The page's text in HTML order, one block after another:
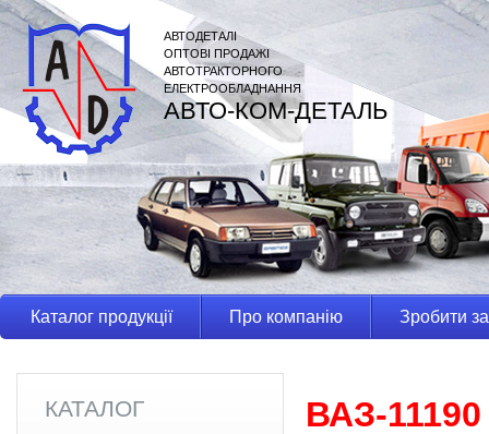
АВТОДЕТАЛІ
ОПТОВІ ПРОДАЖІ
АВТОТРАКТОРНОГО
ЕЛЕКТРООБЛАДНАННЯ
АВТО-КОМ-ДЕТАЛЬ
Каталог продукції Про компанію Зробити
КАТАЛОГ ВАЗ-11190